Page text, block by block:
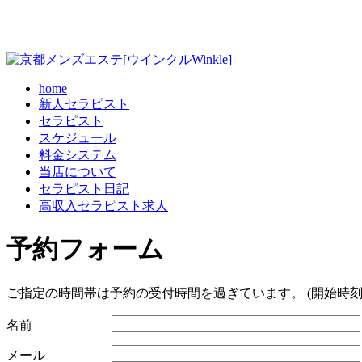
home
新人セラピスト
セラピスト
スケジュール
料金システム
当店について
セラピスト日記
高収入セラピスト求人
予約フォーム
ご指定の時間帯は予約の受付時間を過ぎています。 (開始時
名前
メール